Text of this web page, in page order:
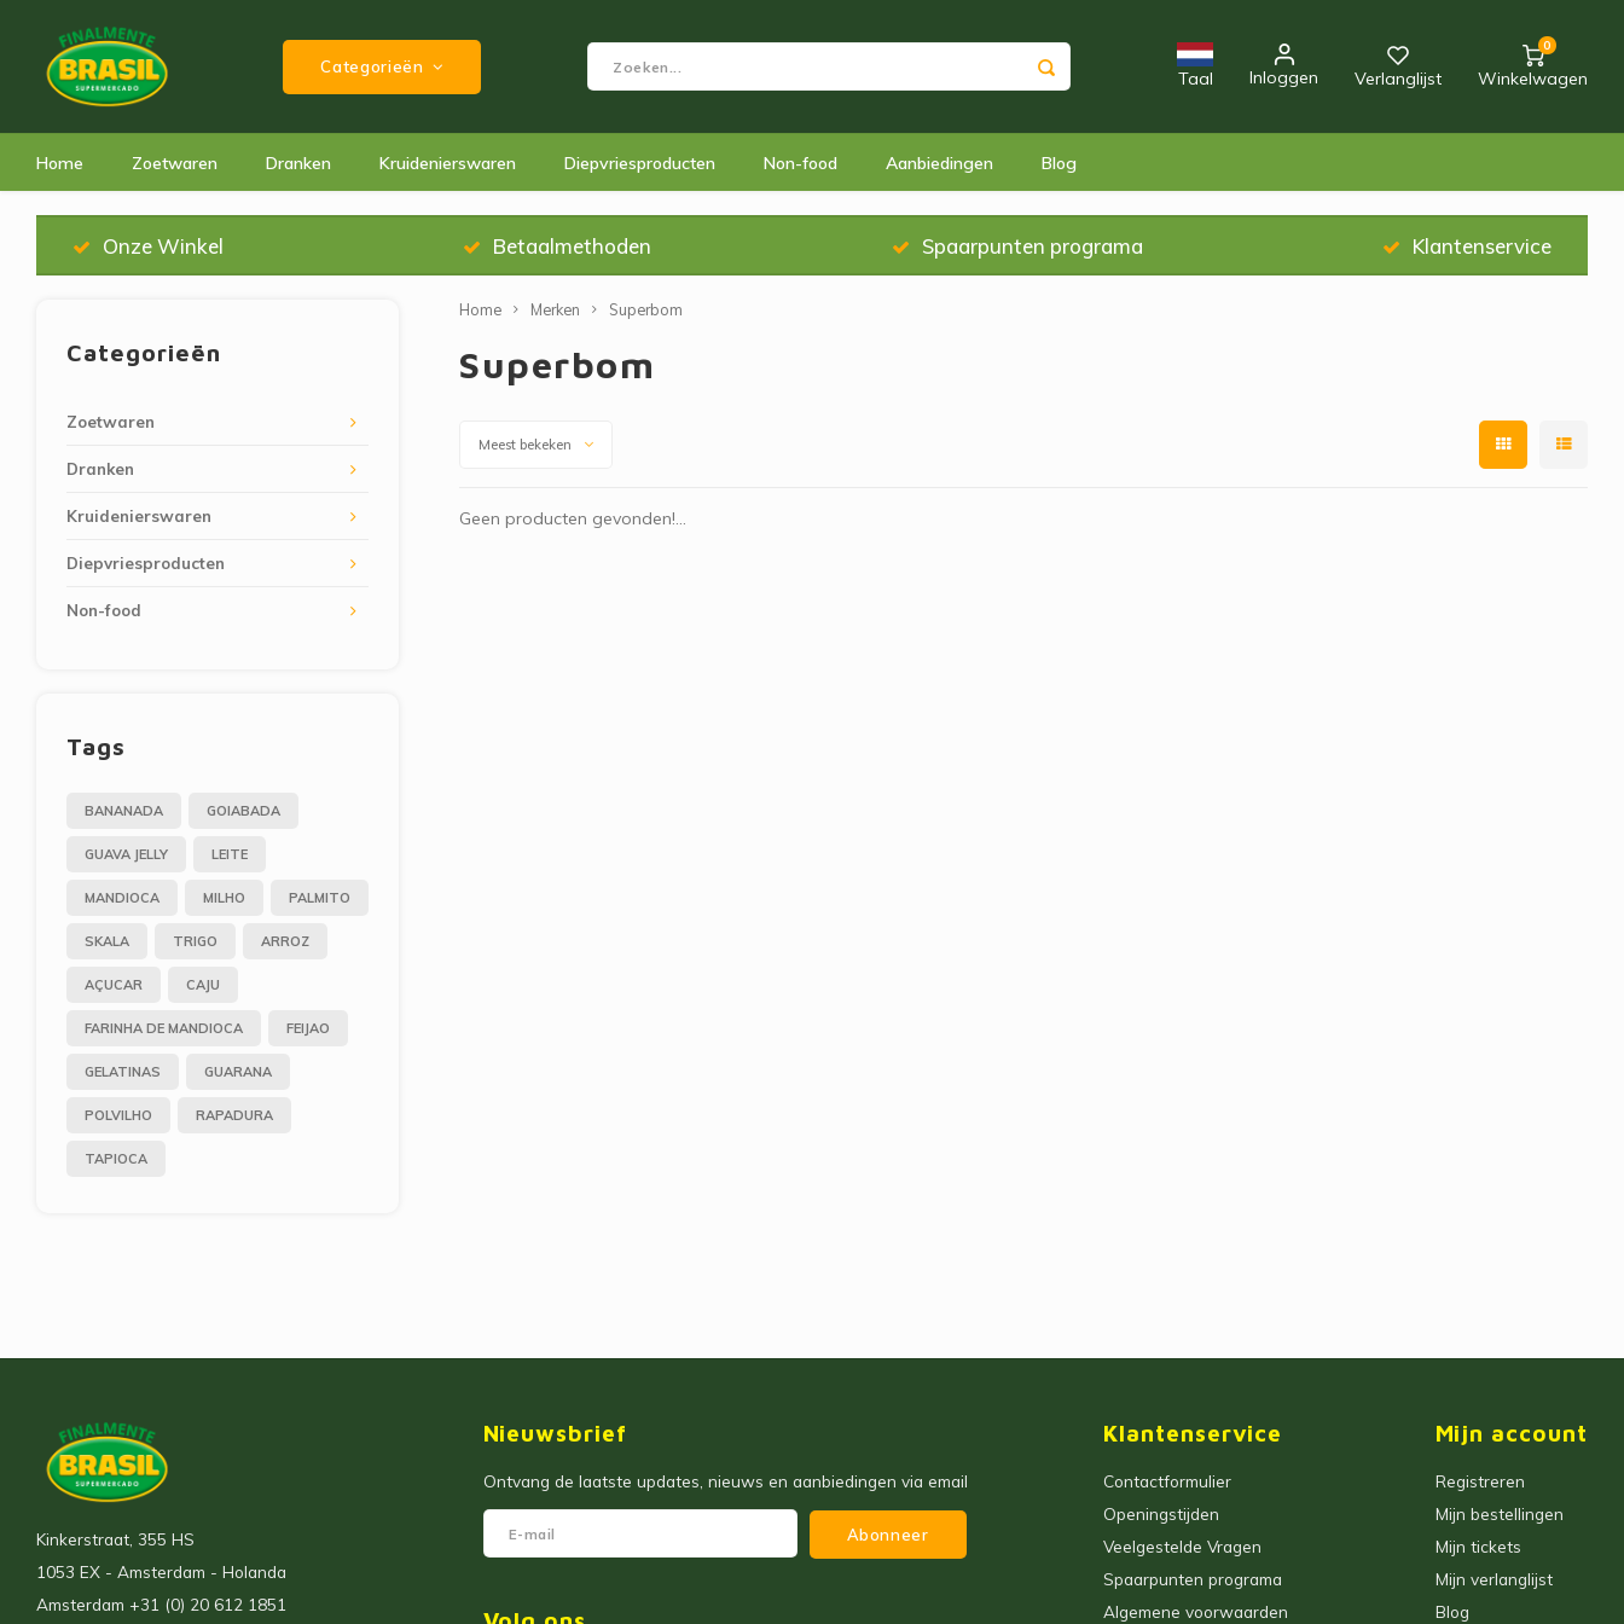
Categorieën
Taal Inloggen Verlanglijst
0
Winkelwagen
Home Zoetwaren Dranken Kruidenierswaren Diepvriesproducten Non-food Aanbiedingen Blog
Onze Winkel Betaalmethoden Spaarpunten programa Klantenservice
Categorieën
Zoetwaren
Dranken
Kruidenierswaren
Diepvriesproducten
Non-food
Tags
BANANADA GOIABADA
GUAVA JELLY LEITE
MANDIOCA MILHO PALMITO
SKALA TRIGO ARROZ
AÇUCAR CAJU
FARINHA DE MANDIOCA FEIJAO
GELATINAS GUARANA
POLVILHO RAPADURA
TAPIOCA
Home Merken Superbom
Superbom
Meest bekeken
Geen producten gevonden!...
Kinkerstraat, 355 HS
1053 EX - Amsterdam - Holanda
Amsterdam +31 (0) 20 612 1851
Nieuwsbrief
Ontvang de laatste updates, nieuws en aanbiedingen via email
Abonneer
Klantenservice
Contactformulier
Openingstijden
Veelgestelde Vragen
Spaarpunten programa
Algemene voorwaarden
Mijn account
Registreren
Mijn bestellingen
Mijn tickets
Mijn verlanglijst
Blog